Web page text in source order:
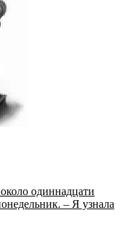
одиннадцати
– Я узнала